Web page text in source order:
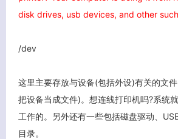
disk drives, usb devices, and other
/dev
这里主要存放与设备(包括外设)有关的文
把设备当成文件)。想连线打印机吗?系统
工作的。另外还有一些包括磁盘驱动、
目录。